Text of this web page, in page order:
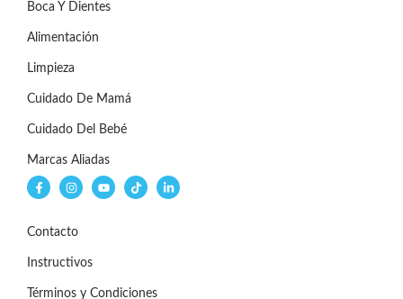
Boca Y Dientes
Alimentación
Limpieza
Cuidado De Mamá
Cuidado Del Bebé
Marcas Aliadas
Contacto
Instructivos
Términos y Condiciones